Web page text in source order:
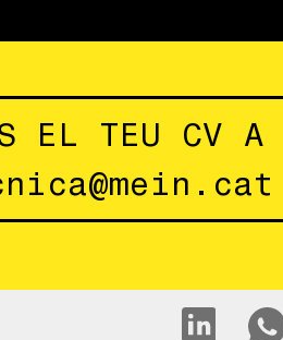
EL TEU CV A